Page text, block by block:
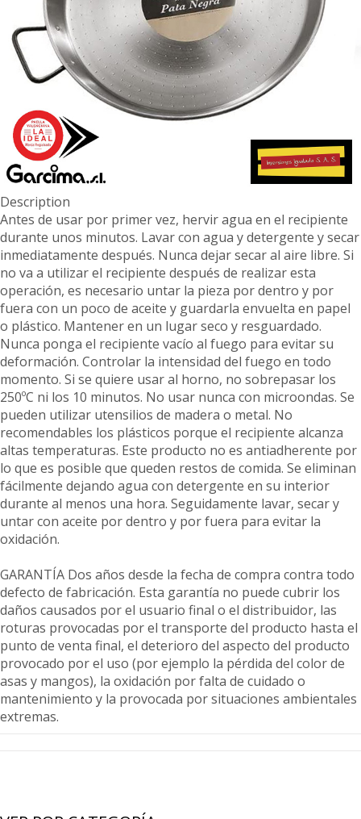
Description
Antes de usar por primer vez, hervir agua en el recipiente
durante unos minutos. Lavar con agua y detergente y secar
inmediatamente después. Nunca dejar secar al aire libre. Si
no va a utilizar el recipiente después de realizar esta
operación, es necesario untar la pieza por dentro y por
fuera con un poco de aceite y guardarla envuelta en papel
o plástico. Mantener en un lugar seco y resguardado.
Nunca ponga el recipiente vacío al fuego para evitar su
deformación. Controlar la intensidad del fuego en todo
momento. Si se quiere usar al horno, no sobrepasar los
250ºC ni los 10 minutos. No usar nunca con microondas. Se
pueden utilizar utensilios de madera o metal. No
recomendables los plásticos porque el recipiente alcanza
altas temperaturas. Este producto no es antiadherente por
lo que es posible que queden restos de comida. Se eliminan
fácilmente dejando agua con detergente en su interior
durante al menos una hora. Seguidamente lavar, secar y
untar con aceite por dentro y por fuera para evitar la
oxidación.
GARANTÍA Dos años desde la fecha de compra contra todo
defecto de fabricación. Esta garantía no puede cubrir los
daños causados por el usuario final o el distribuidor, las
roturas provocadas por el transporte del producto hasta el
punto de venta final, el deterioro del aspecto del producto
provocado por el uso (por ejemplo la pérdida del color de
asas y mangos), la oxidación por falta de cuidado o
mantenimiento y la provocada por situaciones ambientales
extremas.